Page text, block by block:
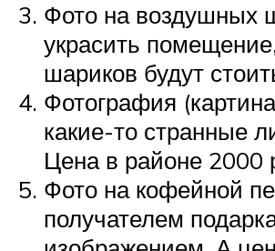
Фото на воздушных
украсить
шариков будут
Фотография
какие-то странные
Цена в районе 2000
Фото на кофейной
получателем